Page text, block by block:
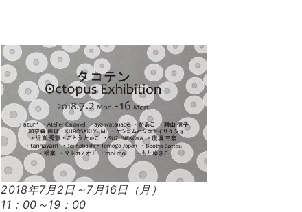
2018年7月2日～7月16日（月）
11：00～19：00